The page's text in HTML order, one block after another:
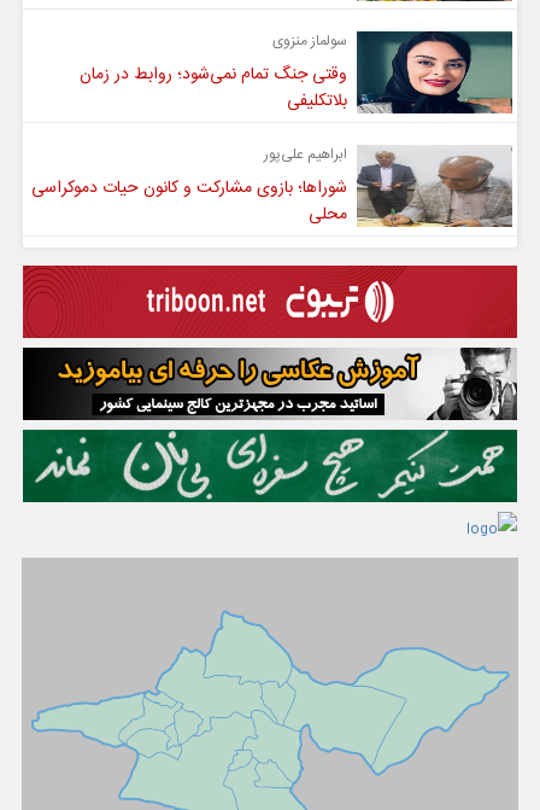
سولماز منزوی
وقتی جنگ تمام نمی‌شود؛ روابط در زمان
بلاتکلیفی
ابراهیم علی‌پور
شوراها؛ بازوی مشارکت و کانون حیات دموکراسی
محلی